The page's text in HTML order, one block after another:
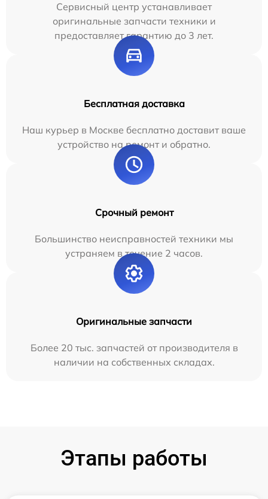
Сервисный центр устанавливает
оригинальные запчасти техники и
предоставляет гарантию до 3 лет.
Бесплатная доставка
Наш курьер в Москве бесплатно доставит ваше
устройство на ремонт и обратно.
Срочный ремонт
Большинство неисправностей техники мы
устраняем в течение 2 часов.
Оригинальные запчасти
Более 20 тыс. запчастей от производителя в
наличии на собственных складах.
Этапы работы